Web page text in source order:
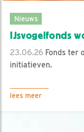
Nieuws
IJsvogelfonds
23.06.26 Fonds ter
initiatieven.
lees meer